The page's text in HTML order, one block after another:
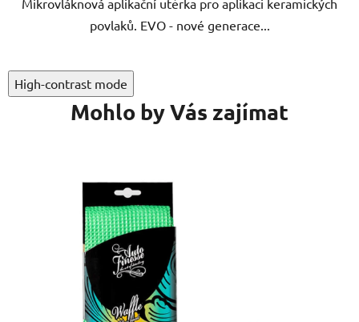
hvězdiček.
povlaků. EVO - nové generace...
High-contrast mode
Mohlo by Vás zajímat